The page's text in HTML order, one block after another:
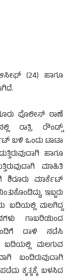
(24) ಹಾಗೂ
ಪೊಲೀಸ್ ಠಾಣೆ
ರಾತ್ರಿ ರೌಂಡ್ಸ್
ಬಳಿ ಒಂದು ಟಾಟಾ
ಹಾಗೂ
ಮಾಹಿತಿ
ಶಿರೂರು ಮಾರ್ಕೆಟ್
ಇಬ್ಬರು
ಬದಿಯಲ್ಲಿ ಮಲಗಿದ್ದ
ಗಾಬರಿಯಿಂದ
ದಾಳಿ ನಡೆಸಿ
ಬದಿಯಲ್ಲಿ ಮಲಗುವ
ಬಂದಿರುವುದಾಗಿ
ಕೃತ್ಯಕ್ಕೆ ಬಳಸಿದ